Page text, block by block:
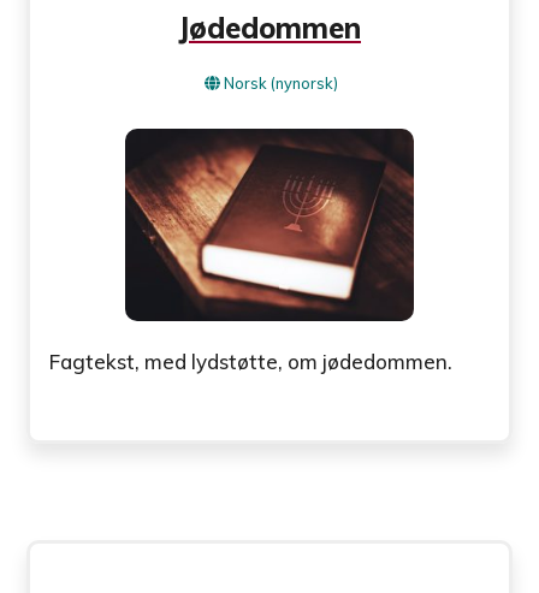
Jødedommen
Norsk (nynorsk)
Fagtekst, med lydstøtte, om jødedommen.